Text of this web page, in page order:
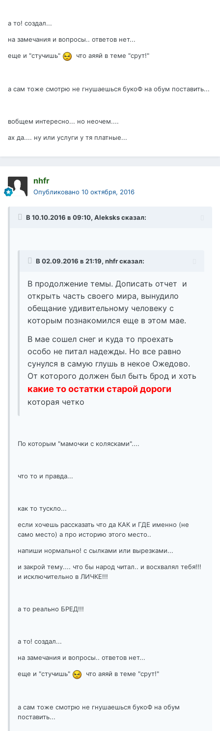
а то! создал...
на замечания и вопросы.. ответов нет...
еще и "стучишь" что аяяй в теме "срут!"
а сам тоже смотрю не гнушаешься букоФ на обум поставить...
вобщем интересно... но неочем....
ах да.... ну или услуги у тя платные...
nhfr
Опубликовано 10 октября, 2016
В 10.10.2016 в 09:10, Aleksks сказал:
В 02.09.2016 в 21:19, nhfr сказал:
В продолжение темы. Дописать отчет и
открыть часть своего мира, вынудило
обещание удивительному человеку с
которым познакомился еще в этом мае.
В мае сошел снег и куда то проехать
особо не питал надежды. Но все равно
сунулся в самую глушь в некое Ожедово.
От которого должен был быть брод и хоть
какие то остатки старой дороги
которая четко
По которым "мамочки с колясками"....
что то и правда...
как то тускло...
если хочешь рассказать что да КАК и ГДЕ именно (не
само место) а про историю этого место..
напиши нормально! с сылками или вырезками...
и закрой тему.... что бы народ читал.. и восхвалял тебя!!!
и исключительно в ЛИЧКЕ!!!
а то реально БРЕД!!!
а то! создал...
на замечания и вопросы.. ответов нет...
еще и "стучишь" что аяяй в теме "срут!"
а сам тоже смотрю не гнушаешься букоФ на обум
поставить...